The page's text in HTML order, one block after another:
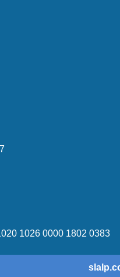
20 1026 0000 1802 0383